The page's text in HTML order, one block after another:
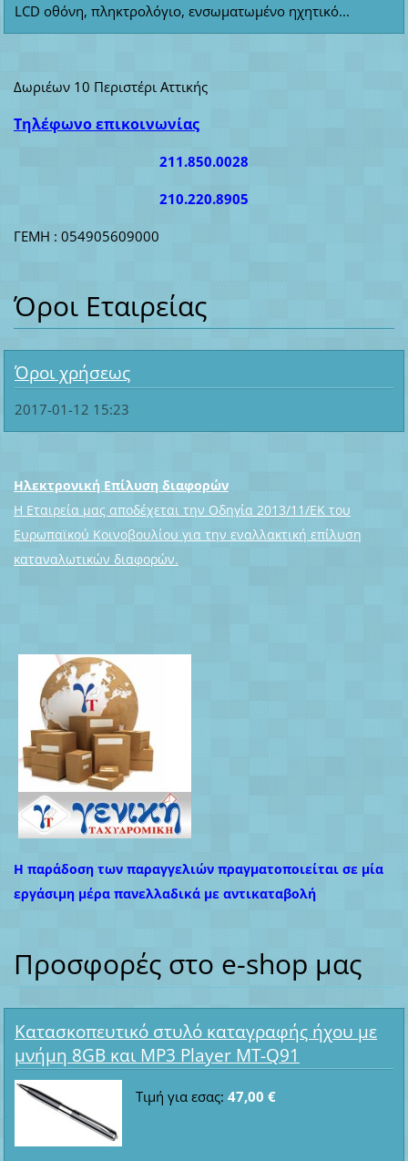
LCD οθόνη, πληκτρολόγιο, ενσωματωμένο ηχητικό...
Δωριέων 10 Περιστέρι Αττικής
Τηλέφωνο επικοινωνίας
211.850.0028
210.220.8905
ΓΕΜΗ : 054905609000
Όροι Εταιρείας
Όροι χρήσεως
2017-01-12 15:23
Ηλεκτρονική Επίλυση διαφορών
Η Εταιρεία μας αποδέχεται την Οδηγία 2013/11/ΕΚ του
Ευρωπαϊκού Κοινοβουλίου για την εναλλακτική επίλυση
καταναλωτικών διαφορών.
Η παράδοση των παραγγελιών πραγματοποιείται σε μία
εργάσιμη μέρα πανελλαδικά με αντικαταβολή
Προσφορές στο e-shop μας
Κατασκοπευτικό στυλό καταγραφής ήχου με
μνήμη 8GB και MP3 Player MT-Q91
Τιμή για εσας: 47,00 €